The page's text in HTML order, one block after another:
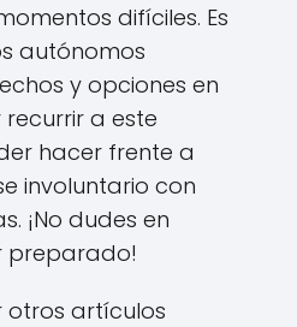
difíciles. Es
autónomos
y opciones en
a este
hacer frente a
involuntario con
¡No dudes en
preparado!
otros artículos